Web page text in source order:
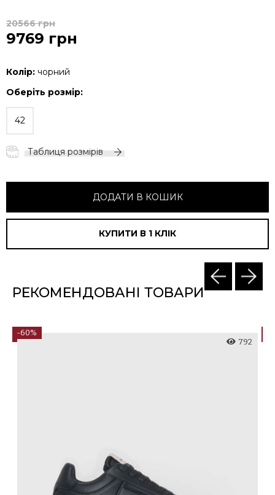
20566 грн
9769 грн
Колір: чорний
Оберіть розмір:
42
Таблиця розмірів
ДОДАТИ В КОШИК
КУПИТИ В 1 КЛIК
РЕКОМЕНДОВАНІ ТОВАРИ
-60%
792